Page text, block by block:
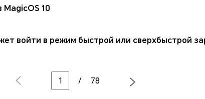
MagicOS 10
войти в режим быстрой или сверхбыстрой
/ 78